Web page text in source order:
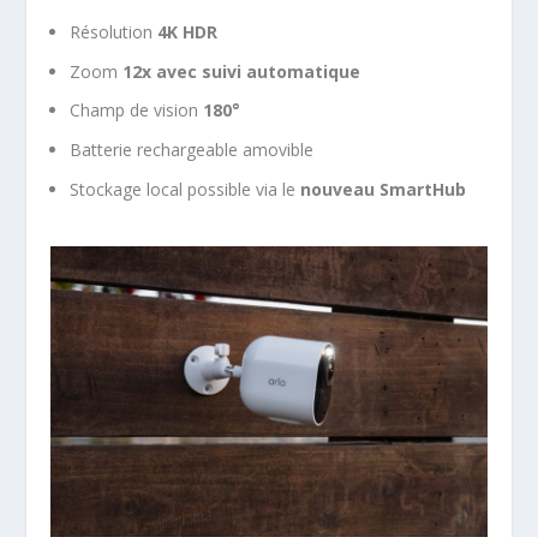
Résolution 4K HDR
Zoom 12x avec suivi automatique
Champ de vision 180°
Batterie rechargeable amovible
Stockage local possible via le nouveau SmartHub